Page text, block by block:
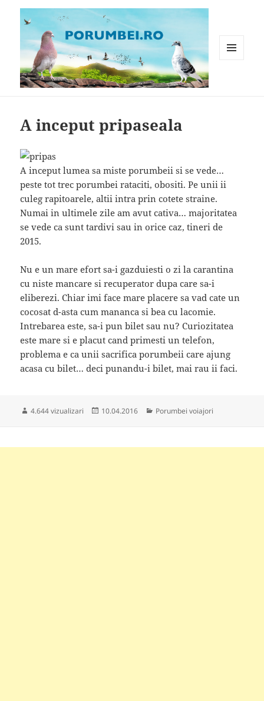
A inceput pripaseala
A inceput lumea sa miste porumbeii si se vede…
peste tot trec porumbei rataciti, obositi. Pe unii ii
culeg rapitoarele, altii intra prin cotete straine.
Numai in ultimele zile am avut cativa… majoritatea
se vede ca sunt tardivi sau in orice caz, tineri de
2015.
Nu e un mare efort sa-i gazduiesti o zi la carantina
cu niste mancare si recuperator dupa care sa-i
eliberezi. Chiar imi face mare placere sa vad cate un
cocosat d-asta cum mananca si bea cu lacomie.
Intrebarea este, sa-i pun bilet sau nu? Curiozitatea
este mare si e placut cand primesti un telefon,
problema e ca unii sacrifica porumbeii care ajung
acasa cu bilet… deci punandu-i bilet, mai rau ii faci.
4.644 vizualizari
Publicat
10.04.2016 Categorii
Porumbei voiajori